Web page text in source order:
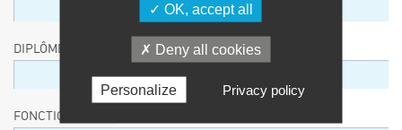
DIPLÔME / EQUIVALENCE / NIVEAU
FONCTION
OK, accept all
Deny all cookies
Personalize Privacy policy